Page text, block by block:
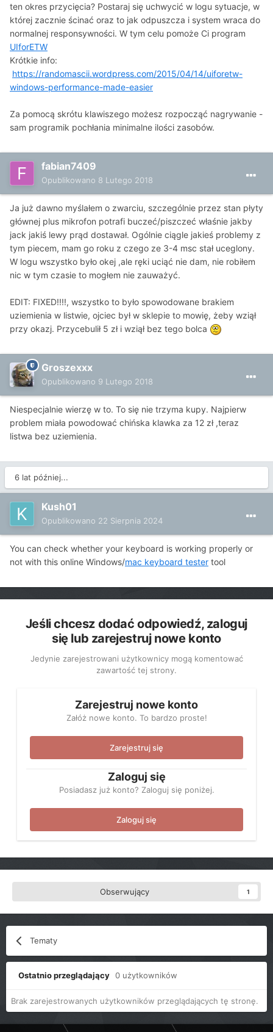
ten okres przycięcia? Postaraj się uchwycić w logu sytuacje, w
której zacznie ścinać oraz to jak odpuszcza i system wraca do
normalnej responsywności. W tym celu pomoże Ci program
UIforETW
Krótkie info:
https://randomascii.wordpress.com/2015/04/14/uiforetw-
windows-performance-made-easier
Za pomocą skrótu klawiszego możesz rozpocząć nagrywanie -
sam programik pochłania minimalne ilości zasobów.
fabian7409
Opublikowano 8 Lutego 2018
Ja już dawno myślałem o zwarciu, szczególnie przez stan płyty
głównej plus mikrofon potrafi buczeć/piszczeć właśnie jakby
jack jakiś lewy prąd dostawał. Ogólnie ciągle jakieś problemy z
tym piecem, mam go roku z czego ze 3-4 msc stał uceglony.
W logu wszystko było okej ,ale ręki uciąć nie dam, nie robiłem
nic w tym czasie to mogłem nie zauważyć.
EDIT: FIXED!!!!, wszystko to było spowodowane brakiem
uziemienia w listwie, ojciec był w sklepie to mowię, żeby wziął
przy okazj. Przycebulił 5 zł i wziął bez tego bolca
Groszexxx
Opublikowano 9 Lutego 2018
Niespecjalnie wierzę w to. To się nie trzyma kupy. Najpierw
problem miała powodować chińska klawka za 12 zł ,teraz
listwa bez uziemienia.
6 lat później...
Kush01
Opublikowano 22 Sierpnia 2024
You can check whether your keyboard is working properly or
not with this online Windows/mac keyboard tester tool
Jeśli chcesz dodać odpowiedź, zaloguj
się lub zarejestruj nowe konto
Jedynie zarejestrowani użytkownicy mogą komentować
zawartość tej strony.
Zarejestruj nowe konto
Załóż nowe konto. To bardzo proste!
Zarejestruj się
Zaloguj się
Posiadasz już konto? Zaloguj się poniżej.
Zaloguj się
Obserwujący 1
Tematy
Ostatnio przeglądający 0 użytkowników
Brak zarejestrowanych użytkowników przeglądających tę stronę.